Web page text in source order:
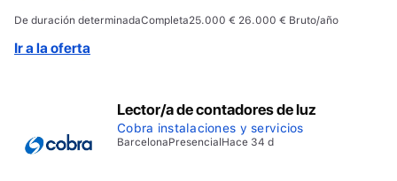
De duración determinadaCompleta25.000 € 26.000 € Bruto/año
Ir a la oferta
Lector/a de contadores de luz
Cobra instalaciones y servicios
BarcelonaPresencialHace 34 d